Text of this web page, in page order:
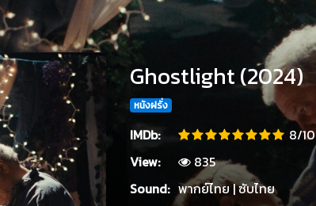
Ghostlight (2024)
หนังฝรั่ง
IMDb:
8/10
View:
835
Sound: พากย์ไทย | ซับไทย